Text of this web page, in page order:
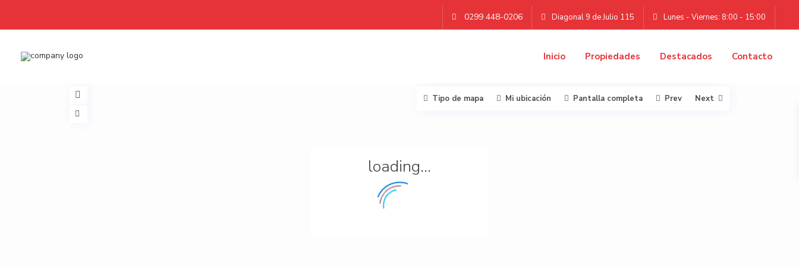
0299 448-0206 Diagonal 9 de Julio 115 Lunes - Viernes: 8:00 - 15:00
Inicio Propiedades Destacados Contacto
loading...
Tipo de mapa Mi ubicación Pantalla completa Prev Next